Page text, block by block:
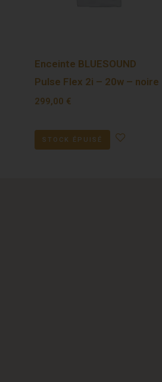
Enceinte BLUESOUND
Pulse Flex 2i – 20w – noire
299,00 €
STOCK ÉPUISÉ